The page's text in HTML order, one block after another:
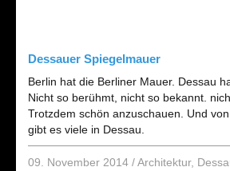
Dessauer Spiegelmauer
Berlin hat die Berliner Mauer. Dessau
Nicht so berühmt, nicht so bekannt.
Trotzdem schön anzuschauen. Und
gibt es viele in Dessau.
09. November 2014 /Architektur,